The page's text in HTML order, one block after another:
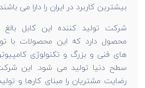
بیشترین کاربرد در ایران را دارا می
شرکت تولید کننده
محصول دارد که این محصولات با
های فنی و بزرگ و تکنولوژی
سطح دنیا تولید می شود. این
رضایت مشتریان را مبنای کارها و